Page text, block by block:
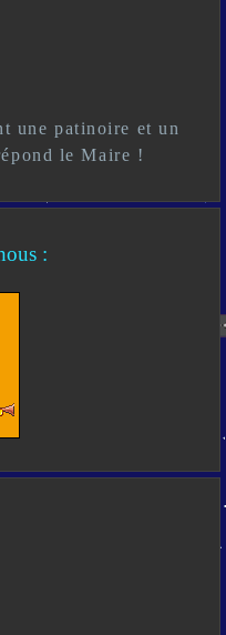
une patinoire et un
le Maire !
: